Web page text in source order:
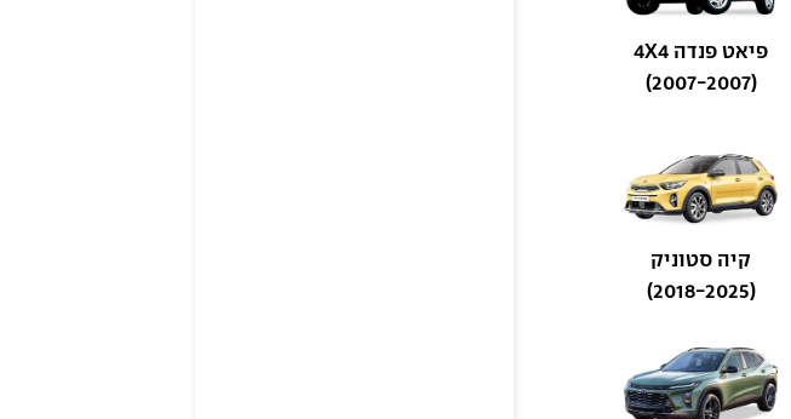
פיאט פנדה 4X4
(2007-2007)
קיה סטוניק
(2018-2025)